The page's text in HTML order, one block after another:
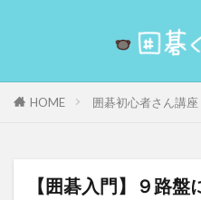
HOME 囲碁初心者さん講座
【囲碁入門】９路